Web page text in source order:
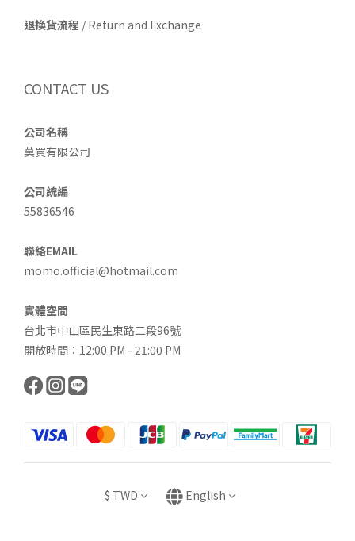
退換貨流程 / Return and Exchange
CONTACT US
公司名稱
莫買有限公司
公司統編
55836546
聯絡EMAIL
momo.official@hotmail.com
實體空間
台北市中山區民生東路二段96號
開放時間：12:00 PM - 21:00 PM
$ TWD English